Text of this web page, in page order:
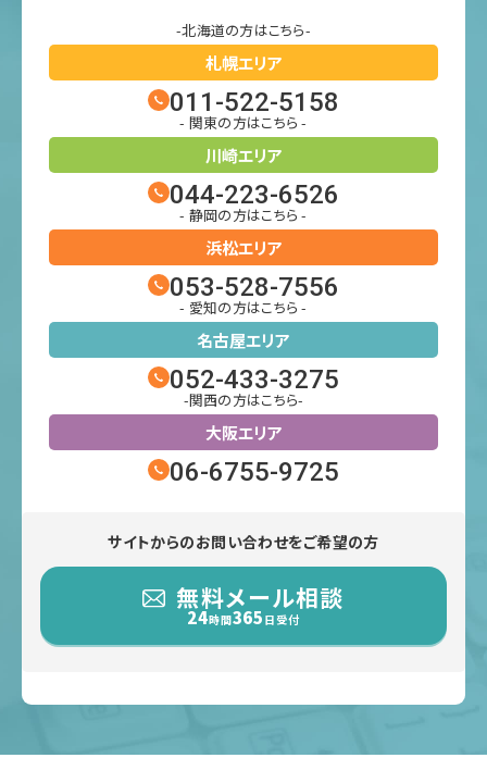
-北海道の方はこちら-
札幌エリア
011-522-5158
- 関東の方はこちら -
川崎エリア
044-223-6526
- 静岡の方はこちら -
浜松エリア
053-528-7556
- 愛知の方はこちら -
名古屋エリア
052-433-3275
-関西の方はこちら-
大阪エリア
06-6755-9725
サイトからのお問い合わせをご希望の方
無料メール相談
24時間365 日受付